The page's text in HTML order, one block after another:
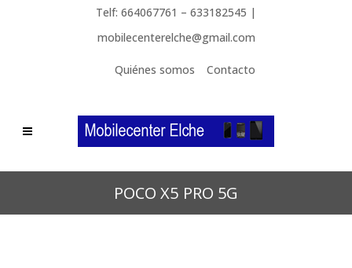
Telf: 664067761 – 633182545 |
mobilecenterelche@gmail.com
Quiénes somos Contacto
POCO X5 PRO 5G